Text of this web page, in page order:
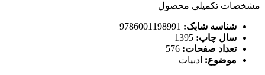
مشخصات تکمیلی محصول
شناسه شابک:
سال چاپ:
تعداد صفحات:
موضوع: ادبیات